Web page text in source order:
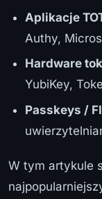
Aplikacje
Authy,
Hardware
YubiKey,
Passkeys /
W tym artykule